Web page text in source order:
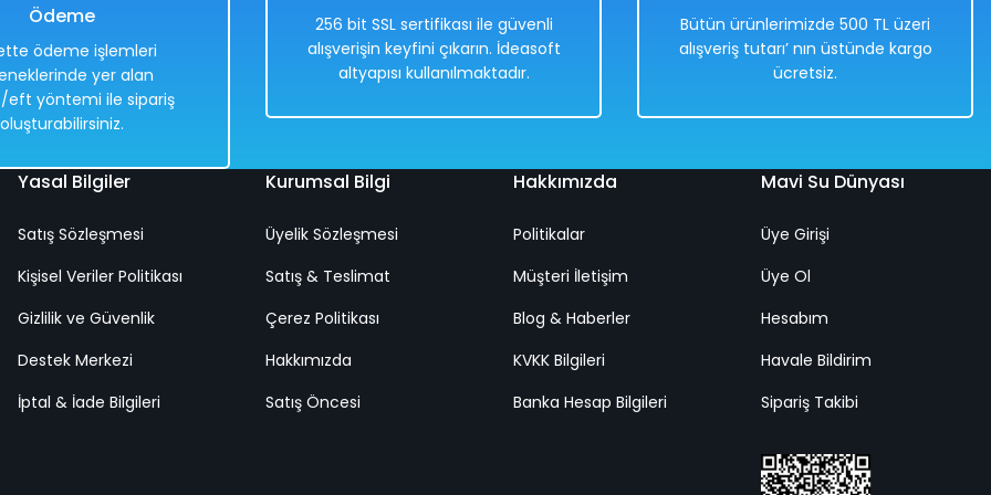
Hızlı
Teslimat
Kargo
Bedava
Cm Bestway 1000 Şişme Bot (Bot, Kürek ve Pompa) 155x97 Cm
Ödeme
ödeme işlemleri
yer alan
eft yöntemi ile sipariş
oluşturabilirsiniz.
256 bit SSL sertifikası ile güvenli
alışverişin keyfini çıkarın. İdeasoft
altyapısı kullanılmaktadır.
Bütün ürünlerimizde 500 TL üzeri
alışveriş tutarı’ nın üstünde kargo
ücretsiz.
Yasal Bilgiler
Satış Sözleşmesi
Kişisel Veriler Politikası
Gizlilik ve Güvenlik
Destek Merkezi
İptal & İade Bilgileri
Kurumsal Bilgi
Üyelik Sözleşmesi
Satış & Teslimat
Çerez Politikası
Hakkımızda
Satış Öncesi
Hakkımızda
Politikalar
Müşteri İletişim
Blog & Haberler
KVKK Bilgileri
Banka Hesap Bilgileri
Mavi Su Dünyası
Üye Girişi
Üye Ol
Hesabım
Havale Bildirim
Sipariş Takibi